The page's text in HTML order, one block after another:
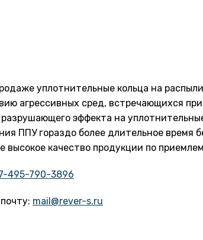
уплотнительные кольца на
агрессивных сред, встречающихся
эффекта на
ППУ гораздо более длительное время
высокое качество продукции по
495-790-3896
mail@rever-s.ru